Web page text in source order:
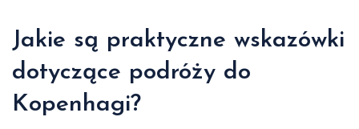
Jakie są praktyczne wskazówki
dotyczące podróży do
Kopenhagi?